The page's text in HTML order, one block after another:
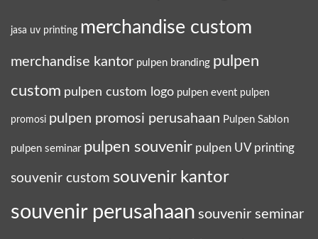
jasa uv printing merchandise custom
merchandise kantor pulpen branding pulpen
custom pulpen custom logo pulpen event pulpen
promosi pulpen promosi perusahaan Pulpen Sablon
pulpen seminar pulpen souvenir pulpen UV printing
souvenir custom souvenir kantor
souvenir perusahaan souvenir seminar